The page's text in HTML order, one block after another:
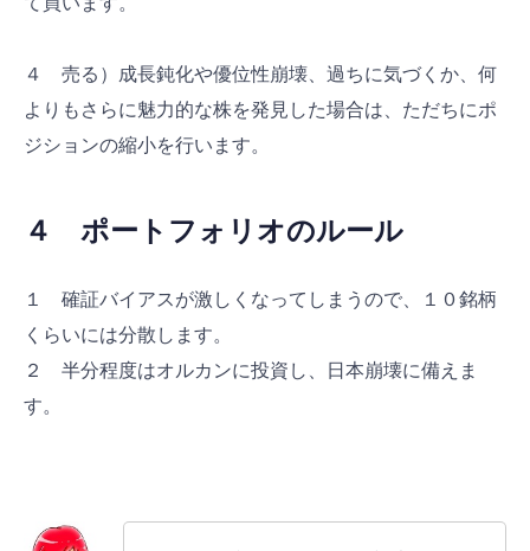
４ 売る）成長鈍化や優位性崩壊、過ちに気づくか、何
よりもさらに魅力的な株を発見した場合は、ただちにポ
ジションの縮小を行います。
４ ポートフォリオのルール
１ 確証バイアスが激しくなってしまうので、１０銘柄
くらいには分散します。
２ 半分程度はオルカンに投資し、日本崩壊に備えま
す。